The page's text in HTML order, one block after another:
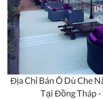
Địa Chỉ Bán Ô Dù Che
Tại Đồng Tháp -